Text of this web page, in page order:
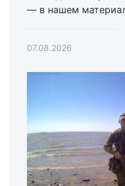
— в нашем
07.08.2026